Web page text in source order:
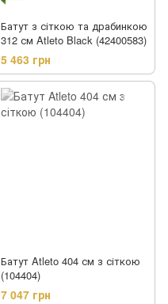
Батут з сіткою та драбинкою
312 см Atleto Black (42400583)
5 463 грн
Батут Atleto 404 см з сіткою
(104404)
7 047 грн